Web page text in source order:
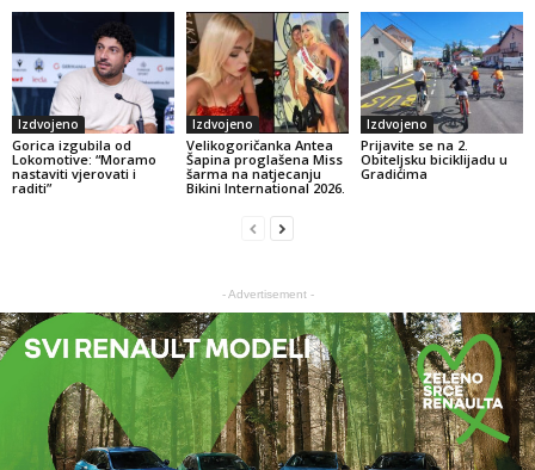
Izdvojeno
Gorica izgubila od
Lokomotive: “Moramo
nastaviti vjerovati i
raditi”
Izdvojeno
Velikogoričanka Antea
Šapina proglašena Miss
šarma na natjecanju
Bikini International 2026.
Izdvojeno
Prijavite se na 2.
Obiteljsku biciklijadu u
Gradićima
- Advertisement -